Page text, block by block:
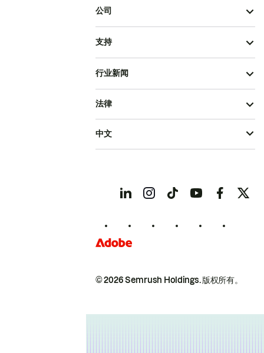
公司
支持
行业新闻
© 2026 Semrush Holdings.版权所有。
法律
中文